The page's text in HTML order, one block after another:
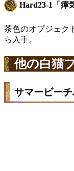
Hard23-1「瘴
茶色のオブジェク
ら入手。
他の白猫
サマービー